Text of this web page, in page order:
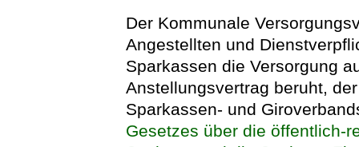
Der Kommunale
Angestellten und
Sparkassen die Versorgung
Anstellungsvertrag beruht,
Sparkassen- und
Gesetzes über die öffentlich-